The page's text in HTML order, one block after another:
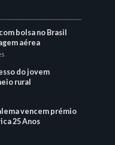
bolsa no Brasil
aérea
do jovem
rural
vencem prémio
25 Anos